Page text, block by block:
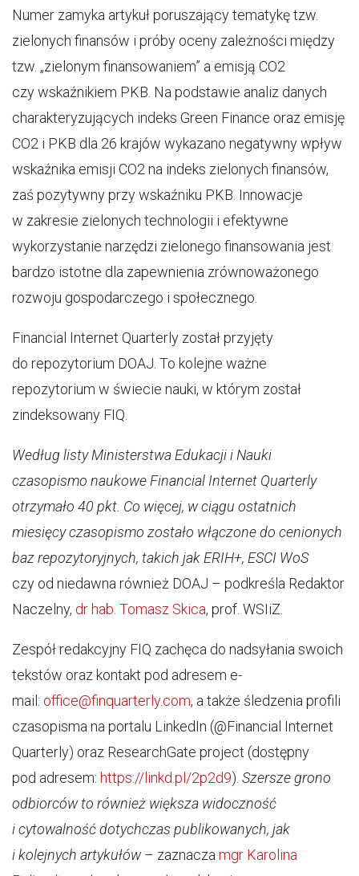
Numer zamyka artykuł poruszający tematykę tzw.
zielonych finansów i próby oceny zależności między
tzw. „zielonym finansowaniem” a emisją CO2
czy wskaźnikiem PKB. Na podstawie analiz danych
charakteryzujących indeks Green Finance oraz emisję
CO2 i PKB dla 26 krajów wykazano negatywny wpływ
wskaźnika emisji CO2 na indeks zielonych finansów,
zaś pozytywny przy wskaźniku PKB. Innowacje
w zakresie zielonych technologii i efektywne
wykorzystanie narzędzi zielonego finansowania jest
bardzo istotne dla zapewnienia zrównoważonego
rozwoju gospodarczego i społecznego.
Financial Internet Quarterly został przyjęty
do repozytorium DOAJ. To kolejne ważne
repozytorium w świecie nauki, w którym został
zindeksowany FIQ.
Według listy Ministerstwa Edukacji i Nauki
czasopismo naukowe Financial Internet Quarterly
otrzymało 40 pkt. Co więcej, w ciągu ostatnich
miesięcy czasopismo zostało włączone do cenionych
baz repozytoryjnych, takich jak ERIH+, ESCI WoS
czy od niedawna również DOAJ – podkreśla Redaktor
Naczelny, dr hab. Tomasz Skica, prof. WSIiZ.
Zespół redakcyjny FIQ zachęca do nadsyłania swoich
tekstów oraz kontakt pod adresem e-
mail: office@finquarterly.com, a także śledzenia profili
czasopisma na portalu LinkedIn (@Financial Internet
Quarterly) oraz ResearchGate project (dostępny
pod adresem: https://linkd.pl/2p2d9). Szersze grono
odbiorców to również większa widoczność
i cytowalność dotychczas publikowanych, jak
i kolejnych artykułów– zaznacza mgr Karolina